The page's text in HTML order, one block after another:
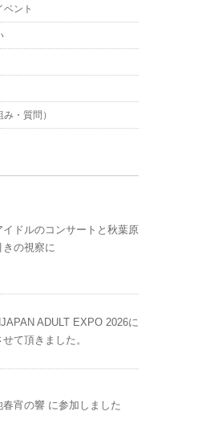
ント
・質問）
イドルのコンサートと秋葉原
きの視察に
ADULT EXPO 2026に
て頂きました。
春宵の響 に参加しました